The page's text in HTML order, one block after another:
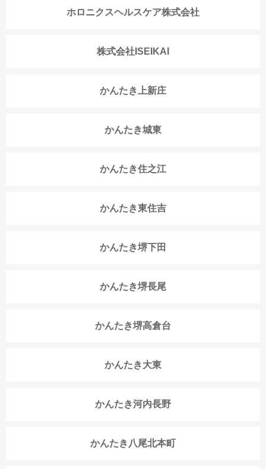
ホロニクスヘルスケア株式会社
株式会社ISEIKAI
かんたき上新庄
かんたき城東
かんたき住之江
かんたき東住吉
かんたき堺下田
かんたき堺長尾
かんたき堺高倉台
かんたき大東
かんたき河内長野
かんたき八尾北本町